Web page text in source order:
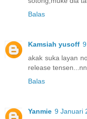
Balas
Kamsiah yusoff
akak suka layan
release
Balas
Yanmie 9 Januari